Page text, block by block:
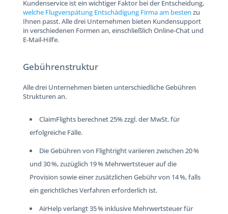
Kundenservice ist ein wichtiger Faktor bei der Entscheidung,
welche Flugverspätung Entschädigung Firma am besten zu
Ihnen passt. Alle drei Unternehmen bieten Kundensupport
in verschiedenen Formen an, einschließlich Online-Chat und
E-Mail-Hilfe.
Gebührenstruktur
Alle drei Unternehmen bieten unterschiedliche Gebühren
Strukturen an.
ClaimFlights berechnet 25% zzgl. der MwSt. für
erfolgreiche Fälle.
Die Gebühren von Flightright variieren zwischen 20 %
und 30 %, zuzüglich 19 % Mehrwertsteuer auf die
Provision sowie einer zusätzlichen Gebühr von 14 %, falls
ein gerichtliches Verfahren erforderlich ist.
AirHelp verlangt 35 % inklusive Mehrwertsteuer für